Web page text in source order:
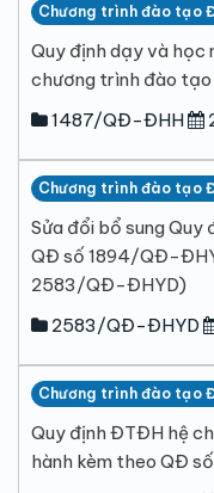
Chương trình đào tạo
Quy định dạy và học
chương trình đào
1487/QĐ-ĐHH
Chương trình đào tạo
Sửa đổi bổ sung Quy
QĐ số 1894/QĐ-
2583/QĐ-ĐHYD)
2583/QĐ-ĐHYD
Chương trình đào tạo
Quy định ĐTĐH hệ
hành kèm theo QĐ